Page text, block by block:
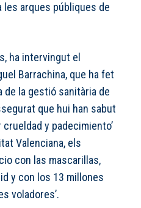
arques públiques de
ha intervingut el
Barrachina, que ha fet
la gestió sanitària de
que hui han sabut
crueldad y padecimiento’
Valenciana, els
con las mascarillas,
y con los 13 millones
voladores’.